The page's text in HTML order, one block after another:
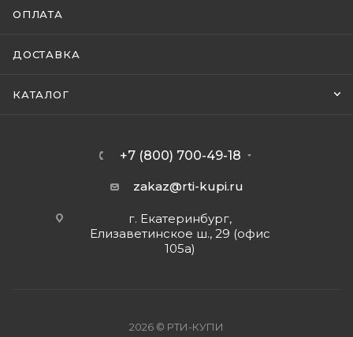
ОПЛАТА
ДОСТАВКА
КАТАЛОГ
+7 (800) 700-49-18
zakaz@rti-kupi.ru
г. Екатеринбург,
Елизаветинское ш., 29 (офис
105а)
2026 © РТИ-КУПИ